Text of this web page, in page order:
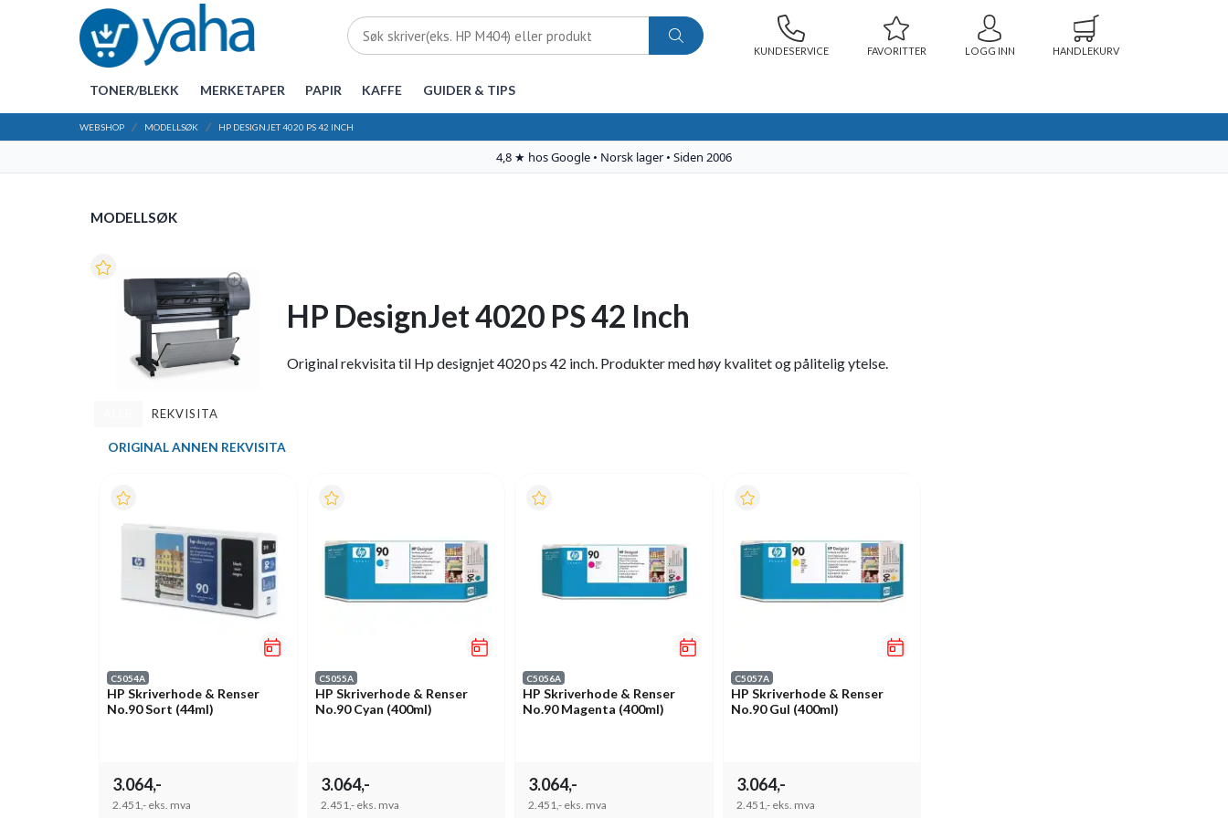
KUNDESERVICE FAVORITTER LOGG INN HANDLEKURV
TONER/BLEKK MERKETAPER PAPIR KAFFE GUIDER & TIPS
WEBSHOP MODELLSØK HP DESIGNJET 4020 PS 42 INCH
MODELLSØK
HP DesignJet 4020 PS 42 Inch
Original rekvisita til Hp designjet 4020 ps 42 inch. Produkter med høy kvalitet og pålitelig ytelse.
REKVISITA
ORIGINAL ANNEN REKVISITA
C5054A
HP Skriverhode & Renser
No.90 Sort (44ml)
3.064,-
2.451,- eks. mva
C5055A
HP Skriverhode & Renser
No.90 Cyan (400ml)
3.064,-
2.451,- eks. mva
C5056A
HP Skriverhode & Renser
No.90 Magenta (400ml)
3.064,-
2.451,- eks. mva
C5057A
HP Skriverhode & Renser
No.90 Gul (400ml)
3.064,-
2.451,- eks. mva